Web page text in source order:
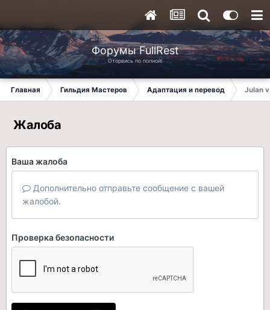
Форумы FullRest
Оторвись по полной!
Главная Гильдия Мастеров Адаптация и перевод Julan
Жалоба
Ваша жалоба
Дополнительно отправьте сообщение с вашей
жалобой.
Проверка безопасности